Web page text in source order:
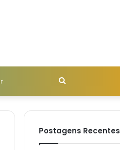
Procurar
por
Postagens Recentes